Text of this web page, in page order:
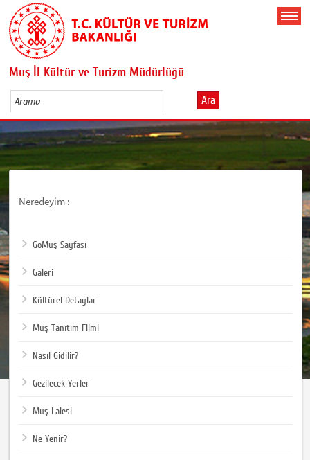
Muş İl Kültür ve Turizm Müdürlüğü
Ara
Neredeyim :
GoMuş Sayfası
Galeri
Kültürel Detaylar
Muş Tanıtım Filmi
Nasıl Gidilir?
Gezilecek Yerler
Muş Lalesi
Ne Yenir?